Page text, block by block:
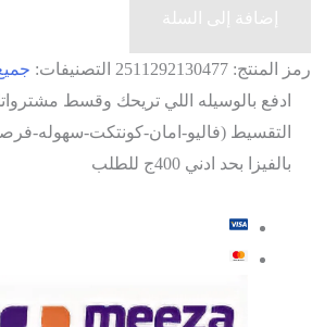
حساس
تكييف
فيات
سينا
تركي
إضافة إلى السلة
رمز المنتج: 2511292130477 التصنيفات:
ادفع بالوسيله اللي تريحك وقسط
بالفيزا بحد ادني 400ج للطلب